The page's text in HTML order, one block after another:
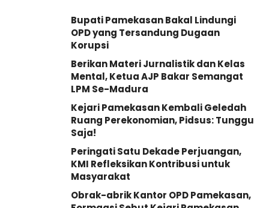
Bupati Pamekasan Bakal Lindungi
OPD yang Tersandung Dugaan
Korupsi
Berikan Materi Jurnalistik dan Kelas
Mental, Ketua AJP Bakar Semangat
LPM Se-Madura
Kejari Pamekasan Kembali Geledah
Ruang Perekonomian, Pidsus: Tunggu
Saja!
Peringati Satu Dekade Perjuangan,
KMI Refleksikan Kontribusi untuk
Masyarakat
Obrak-abrik Kantor OPD Pamekasan,